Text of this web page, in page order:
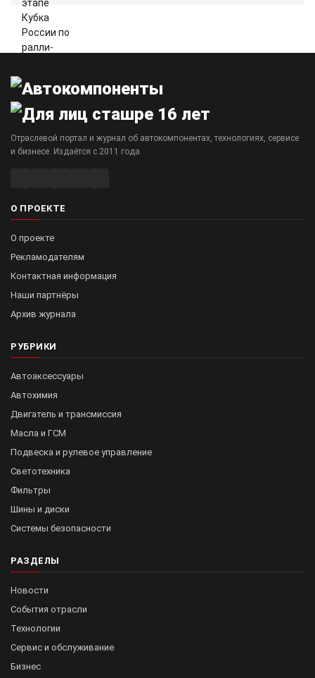
Отраслевой портал и журнал об автокомпонентах, технологиях, сервисе
и бизнесе. Издаётся с 2011 года.
О ПРОЕКТЕ
О проекте
Рекламодателям
Контактная информация
Наши партнёры
Архив журнала
РУБРИКИ
Автоаксессуары
Автохимия
Двигатель и трансмиссия
Масла и ГСМ
Подвеска и рулевое управление
Светотехника
Фильтры
Шины и диски
Системы безопасности
РАЗДЕЛЫ
Новости
События отрасли
Технологии
Сервис и обслуживание
Бизнес